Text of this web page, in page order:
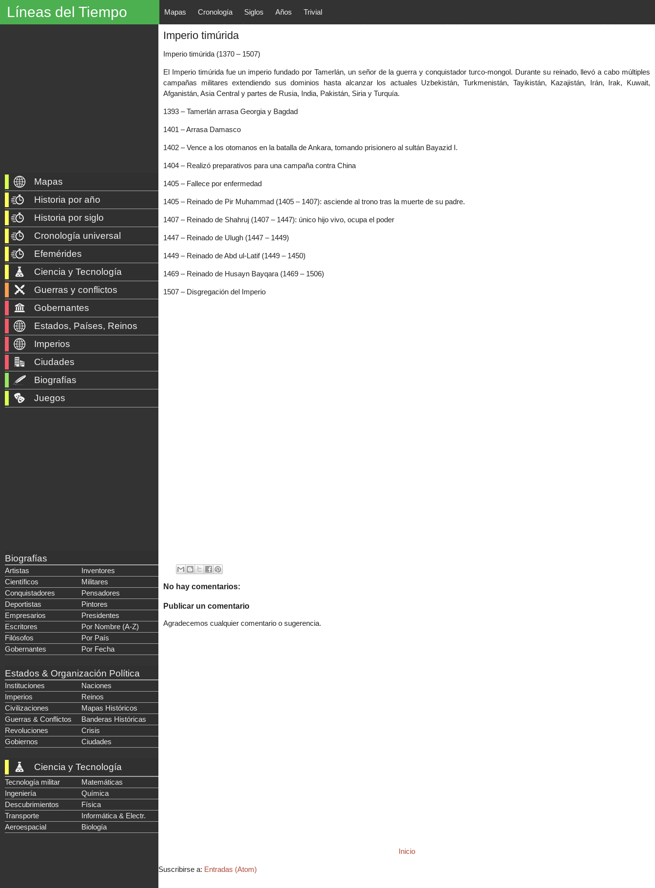
Líneas del Tiempo
Líneas del Tiempo, Mapas Históricos y principales acontecimientos (guerras, gobiernos,
descubrimientos, exploraciones, política, arte, cultura, etc.) de la historia de la humanidad desde el
año 3000 a. C. hasta nuestros días.
Mapas Cronología Siglos Años Trivial
Imperio timúrida
Imperio timúrida (1370 – 1507)
El Imperio timúrida fue un imperio fundado por Tamerlán, un señor de la guerra y conquistador turco-mongol. Durante su reinado, llevó a cabo múltiples
campañas militares extendiendo sus dominios hasta alcanzar los actuales Uzbekistán, Turkmenistán, Tayikistán, Kazajistán, Irán, Irak, Kuwait,
Afganistán, Asia Central y partes de Rusia, India, Pakistán, Siria y Turquía.
1393 – Tamerlán arrasa Georgia y Bagdad
1401 – Arrasa Damasco
1402 – Vence a los otomanos en la batalla de Ankara, tomando prisionero al sultán Bayazid I.
1404 – Realizó preparativos para una campaña contra China
1405 – Fallece por enfermedad
1405 – Reinado de Pir Muhammad (1405 – 1407): asciende al trono tras la muerte de su padre.
1407 – Reinado de Shahruj (1407 – 1447): único hijo vivo, ocupa el poder
1447 – Reinado de Ulugh (1447 – 1449)
1449 – Reinado de Abd ul-Latif (1449 – 1450)
1469 – Reinado de Husayn Bayqara (1469 – 1506)
1507 – Disgregación del Imperio
No hay comentarios:
Publicar un comentario
Agradecemos cualquier comentario o sugerencia.
Inicio
Suscribirse a: Entradas (Atom)
Mapas
Historia por año
Historia por siglo
Cronología universal
Efemérides
Ciencia y Tecnología
Guerras y conflictos
Gobernantes
Estados, Países, Reinos
Imperios
Ciudades
Biografías
Juegos
Biografías
Artistas
Inventores
Científicos
Militares
Conquistadores
Pensadores
Deportistas
Pintores
Empresarios
Presidentes
Escritores
Por Nombre (A-Z)
Filósofos
Por País
Gobernantes
Por Fecha
Estados & Organización Política
Instituciones
Naciones
Imperios
Reinos
Civilizaciones
Mapas Históricos
Guerras & Conflictos
Banderas Históricas
Revoluciones
Crisis
Gobiernos
Ciudades
Ciencia y Tecnología
Tecnología militar
Matemáticas
Ingeniería
Química
Descubrimientos
Física
Transporte
Informática & Electr.
Aeroespacial
Biología